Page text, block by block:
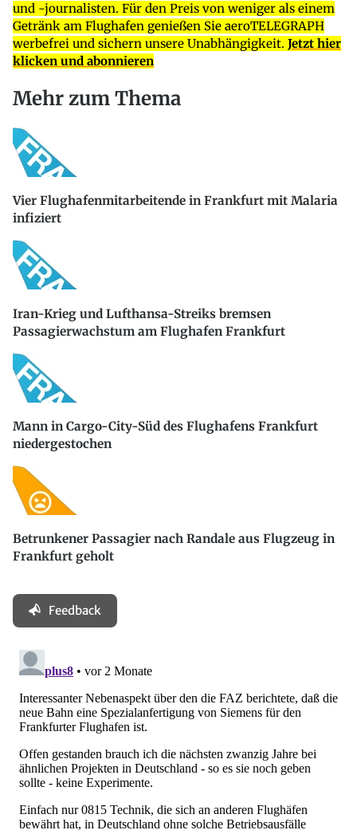
und -journalisten. Für den Preis von weniger als einem
Getränk am Flughafen genießen Sie aeroTELEGRAPH
werbefrei und sichern unsere Unabhängigkeit. Jetzt hier
klicken und abonnieren
Mehr zum Thema
Vier Flughafenmitarbeitende in Frankfurt mit Malaria
infiziert
Iran-Krieg und Lufthansa-Streiks bremsen
Passagierwachstum am Flughafen Frankfurt
Mann in Cargo-City-Süd des Flughafens Frankfurt
niedergestochen
Betrunkener Passagier nach Randale aus Flugzeug in
Frankfurt geholt
Feedback